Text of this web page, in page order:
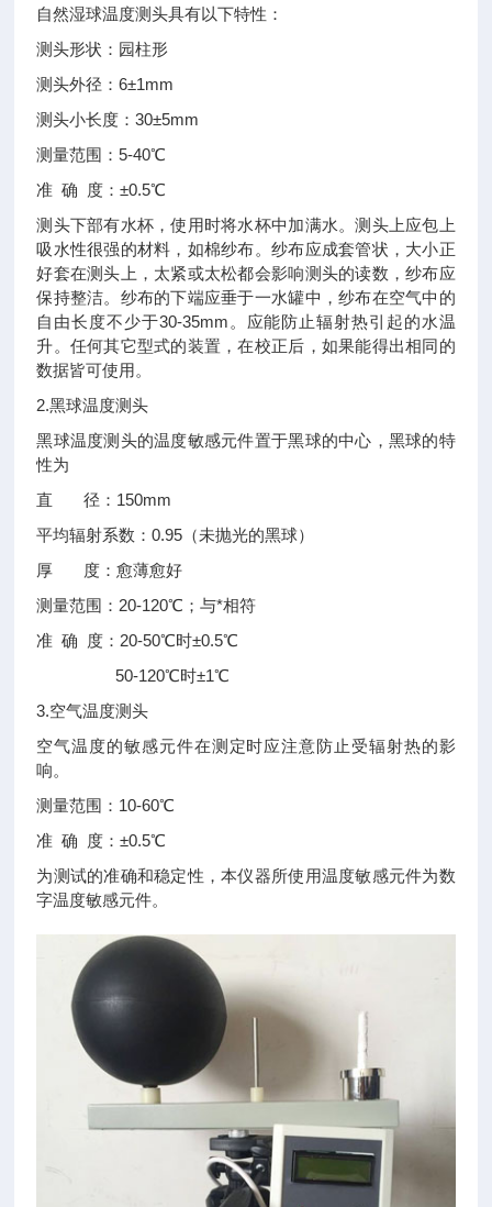
自然湿球温度测头具有以下特性：
测头形状：园柱形
测头外径：6±1mm
测头小长度：30±5mm
测量范围：5-40℃
准 确 度：±0.5℃
测头下部有水杯，使用时将水杯中加满水。测头上应包上
吸水性很强的材料，如棉纱布。纱布应成套管状，大小正
好套在测头上，太紧或太松都会影响测头的读数，纱布应
保持整洁。纱布的下端应垂于一水罐中，纱布在空气中的
自由长度不少于30-35mm。应能防止辐射热引起的水温
升。任何其它型式的装置，在校正后，如果能得出相同的
数据皆可使用。
2.黑球温度测头
黑球温度测头的温度敏感元件置于黑球的中心，黑球的特
性为
直 径：150mm
平均辐射系数：0.95（未抛光的黑球）
厚 度：愈薄愈好
测量范围：20-120℃；与*相符
准 确 度：20-50℃时±0.5℃
50-120℃时±1℃
3.空气温度测头
空气温度的敏感元件在测定时应注意防止受辐射热的影
响。
测量范围：10-60℃
准 确 度：±0.5℃
为测试的准确和稳定性，本仪器所使用温度敏感元件为数
字温度敏感元件。